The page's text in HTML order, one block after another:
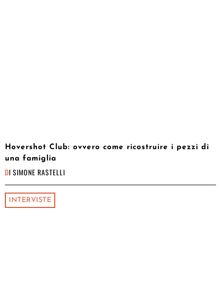
Hovershot Club: ovvero come ricostruire i pezzi di
una famiglia
DI SIMONE RASTELLI
INTERVISTE